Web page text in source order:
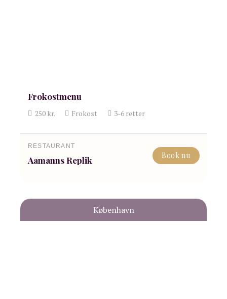
Frokostmenu
250kr. Frokost 3-6 retter
RESTAURANT
Aamanns Replik Book nu
København